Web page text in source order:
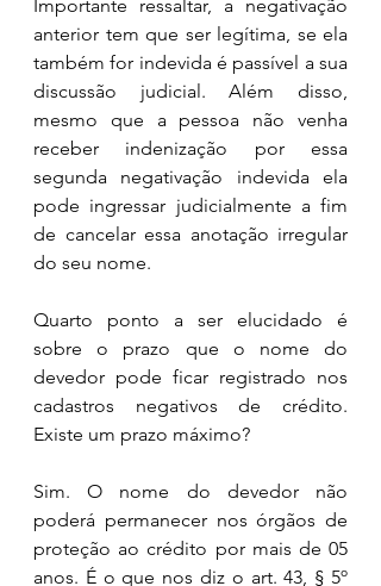
Importante ressaltar, a negativação
anterior tem que ser legítima, se ela
também for indevida é passível a sua
discussão judicial. Além disso,
mesmo que a pessoa não venha
receber indenização por essa
segunda negativação indevida ela
pode ingressar judicialmente a fim
de cancelar essa anotação irregular
do seu nome.
Quarto ponto a ser elucidado é
sobre o prazo que o nome do
devedor pode ficar registrado nos
cadastros negativos de crédito.
Existe um prazo máximo?
Sim. O nome do devedor não
poderá permanecer nos órgãos de
proteção ao crédito por mais de 05
anos. É o que nos diz o art. 43, § 5º